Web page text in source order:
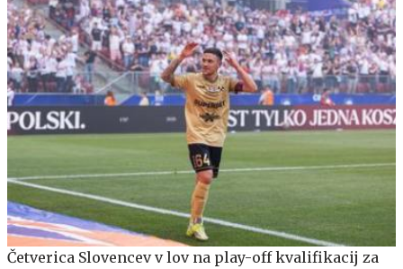
Četverica Slovencev v lov na play-off kvalifikacij za